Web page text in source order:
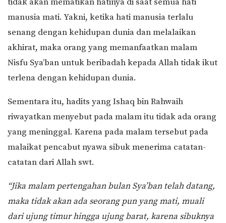
manusia mati. Yakni, ketika hati manusia terlalu
senang dengan kehidupan dunia dan melalaikan
akhirat, maka orang yang memanfaatkan malam
Nisfu Sya’ban untuk beribadah kepada Allah tidak ikut
terlena dengan kehidupan dunia.
Sementara itu, hadits yang Ishaq bin Rahwaih
riwayatkan menyebut pada malam itu tidak ada orang
yang meninggal. Karena pada malam tersebut pada
malaikat pencabut nyawa sibuk menerima catatan-
catatan dari Allah swt.
“Jika malam pertengahan bulan Sya’ban telah datang,
maka tidak akan ada seorang pun yang mati, muali
dari ujung timur hingga ujung barat, karena sibuknya